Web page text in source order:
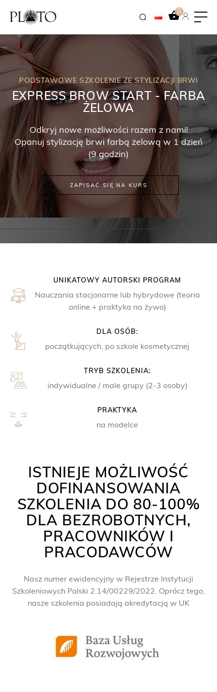
0
PODSTAWOWE SZKOLENIE ZE STYLIZACJI BRWI
EXPRESS BROW START - FARBA
ŻELOWA
Odkryj nowe możliwości razem z nami!
Opanuj stylizację brwi farbą żelową w 1 dzień
(9 godzin)
ZAPISAĆ SIĘ NA KURS
UNIKATOWY AUTORSKI PROGRAM
Nauczania stacjonarne lub hybrydowe (teoria
online + praktyka na żywo)
DLA OSÓB:
początkujących, po szkole kosmetycznej
TRYB SZKOLENIA:
indywidualne / male grupy (2-3 osoby)
PRAKTYKA
na modelce
ISTNIEJE MOŻLIWOŚĆ
DOFINANSOWANIA
SZKOLENIA DO 80-100%
DLA BEZROBOTNYCH,
PRACOWNIKÓW I
PRACODAWCÓW
Nasz numer ewidencyjny w Rejestrze Instytucji
Szkoleniowych Polski 2.14/00229/2022. Oprócz tego,
nasze szkolenia posiadają akredytacją w UK